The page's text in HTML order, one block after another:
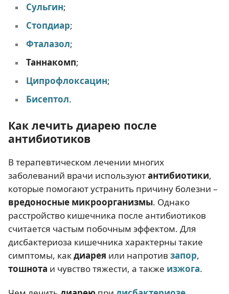
Сульгин;
Стопдиар;
Фталазол;
Таннакомп;
Ципрофлоксацин;
Бисептол.
Как лечить диарею после
антибиотиков
В терапевтическом лечении многих
заболеваний врачи используютантибиотики,
которые помогают устранить причину болезни –
вредоносные микроорганизмы. Однако
расстройство кишечника после антибиотиков
считается частым побочным эффектом. Для
дисбактериоза кишечника характерны такие
симптомы, какдиарея или напротив запор,
тошнота и чувство тяжести, а также изжога.